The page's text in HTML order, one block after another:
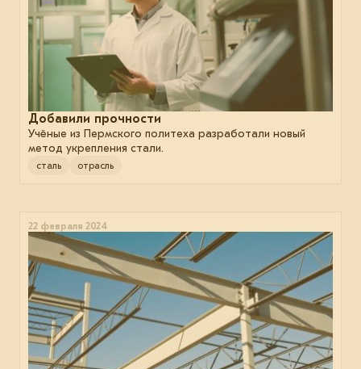
Добавили прочности
Учёные из Пермского политеха разработали новый
метод укрепления стали.
сталь отрасль
22 февраля 2024